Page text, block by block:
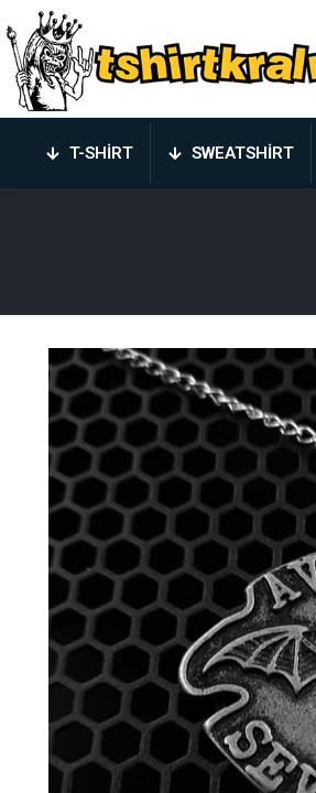
T-SHIRT SWEATSHIRT